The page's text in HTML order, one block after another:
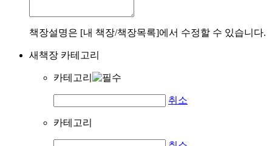
책장설명은 [내 책장/책장목록]에서 수정할 수 있습니다.
새책장 카테고리
카테고리
취소
카테고리